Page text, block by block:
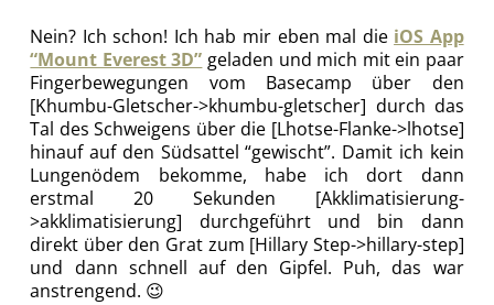
Nein? Ich schon! Ich hab mir eben mal die iOS App
“Mount Everest 3D” geladen und mich mit ein paar
Fingerbewegungen vom Basecamp über den
[Khumbu-Gletscher->khumbu-gletscher] durch das
Tal des Schweigens über die [Lhotse-Flanke->lhotse]
hinauf auf den Südsattel “gewischt”. Damit ich kein
Lungenödem bekomme, habe ich dort dann
erstmal 20 Sekunden [Akklimatisierung-
>akklimatisierung] durchgeführt und bin dann
direkt über den Grat zum [Hillary Step->hillary-step]
und dann schnell auf den Gipfel. Puh, das war
anstrengend. 😉